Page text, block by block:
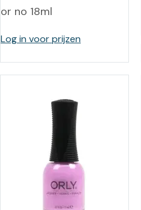
or no 18ml
Log in voor prijzen